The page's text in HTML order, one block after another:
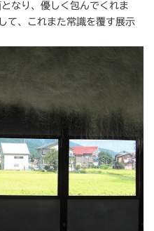
なり、優しく包んでくれま
て、これまた常識を覆す展示